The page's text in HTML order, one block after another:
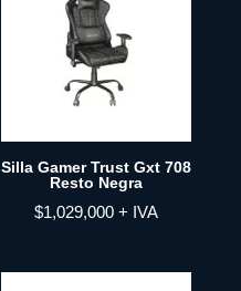
Silla Gamer Trust Gxt 708
Resto Negra
$1,029,000 + IVA